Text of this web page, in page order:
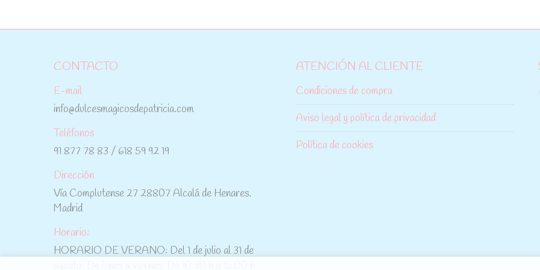
CONTACTO
E-mail
info@dulcesmagicosdepatricia.com
Teléfonos
91 877 78 83 / 618 59 92 19
Dirección
Vía Complutense 27 28807 Alcalá de Henares.
Madrid
Horario:
HORARIO DE VERANO: Del 1 de julio al 31 de
ATENCIÓN AL CLIENTE
Condiciones de compra
Aviso legal y política de privacidad
Política de cookies